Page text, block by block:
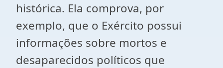
histórica. Ela comprova, por
exemplo, que o Exército possui
informações sobre mortos e
desaparecidos políticos que